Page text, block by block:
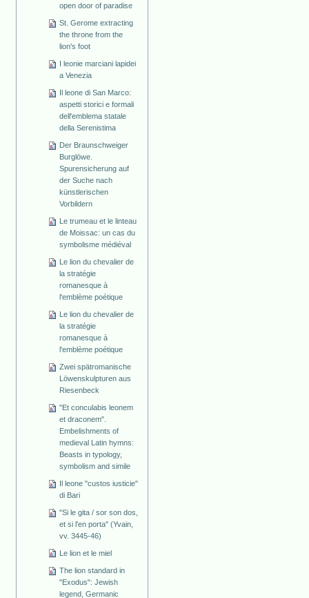
open door of paradise
St. Gerome extracting
the throne from the
lion's foot
I leonie marciani lapidei
a Venezia
Il leone di San Marco:
aspetti storici e formali
dell'emblema statale
della Serenistima
Der Braunschweiger
Burglöwe.
Spurensicherung auf
der Suche nach
künstlerischen
Vorbildern
Le trumeau et le linteau
de Moissac: un cas du
symbolisme médiéval
Le lion du chevalier de
la stratégie
romanesque à
l'emblème poétique
Le lion du chevalier de
la stratégie
romanesque à
l'emblème poétique
Zwei spätromanische
Löwenskulpturen aus
Riesenbeck
"Et conculabis leonem
et draconem".
Embelishments of
medieval Latin hymns:
Beasts in typology,
symbolism and simile
Il leone "custos iusticie"
di Bari
"Si le gita / sor son dos,
et si l'en porta" (Yvain,
vv. 3445-46)
Le lion et le miel
The lion standard in
"Exodus": Jewish
legend, Germanic